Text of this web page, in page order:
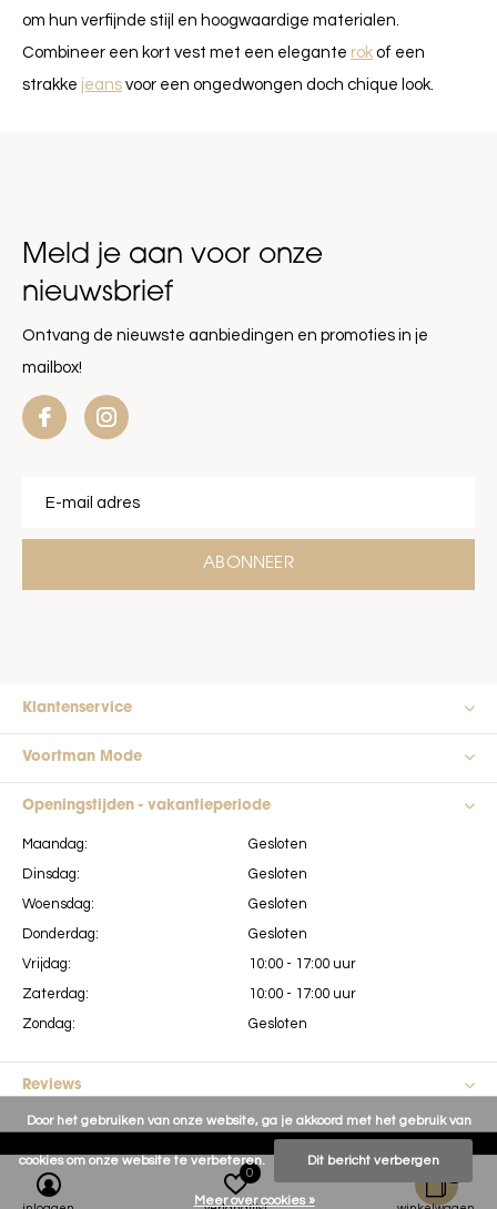
om hun verfijnde stijl en hoogwaardige materialen.
Combineer een kort vest met een elegante rok of een
strakke jeans voor een ongedwongen doch chique look.
Meld je aan voor onze
nieuwsbrief
Ontvang de nieuwste aanbiedingen en promoties in je
mailbox!
ABONNEER
Klantenservice
Voortman Mode
Openingstijden - vakantieperiode
Maandag:
Dinsdag:
Woensdag:
Donderdag:
Vrijdag:
Zaterdag:
Zondag:
Gesloten
Gesloten
Gesloten
Gesloten
10:00 - 17:00 uur
10:00 - 17:00 uur
Gesloten
Reviews
0
Door het gebruiken van onze website, ga je akkoord met het gebruik van
cookies om onze website te verbeteren. Dit bericht verbergen
Meer over cookies »